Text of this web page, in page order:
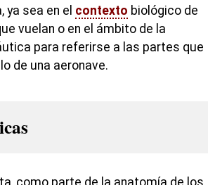
ya sea en el contexto biológico de
vuelan o en el ámbito de la
para referirse a las partes que
de una aeronave.
como parte de la anatomía de los